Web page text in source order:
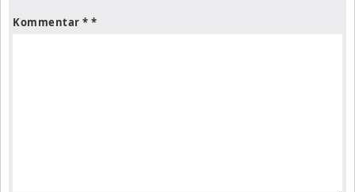
Kommentar *